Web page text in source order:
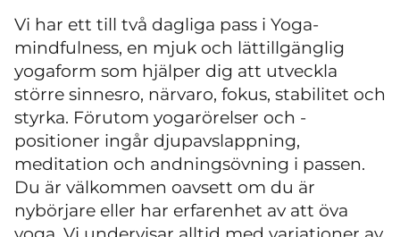
Vi har ett till två dagliga pass i Yoga-
mindfulness, en mjuk och lättillgänglig
yogaform som hjälper dig att utveckla
större sinnesro, närvaro, fokus, stabilitet och
styrka. Förutom yogarörelser och -
positioner ingår djupavslappning,
meditation och andningsövning i passen.
Du är välkommen oavsett om du är
nybörjare eller har erfarenhet av att öva